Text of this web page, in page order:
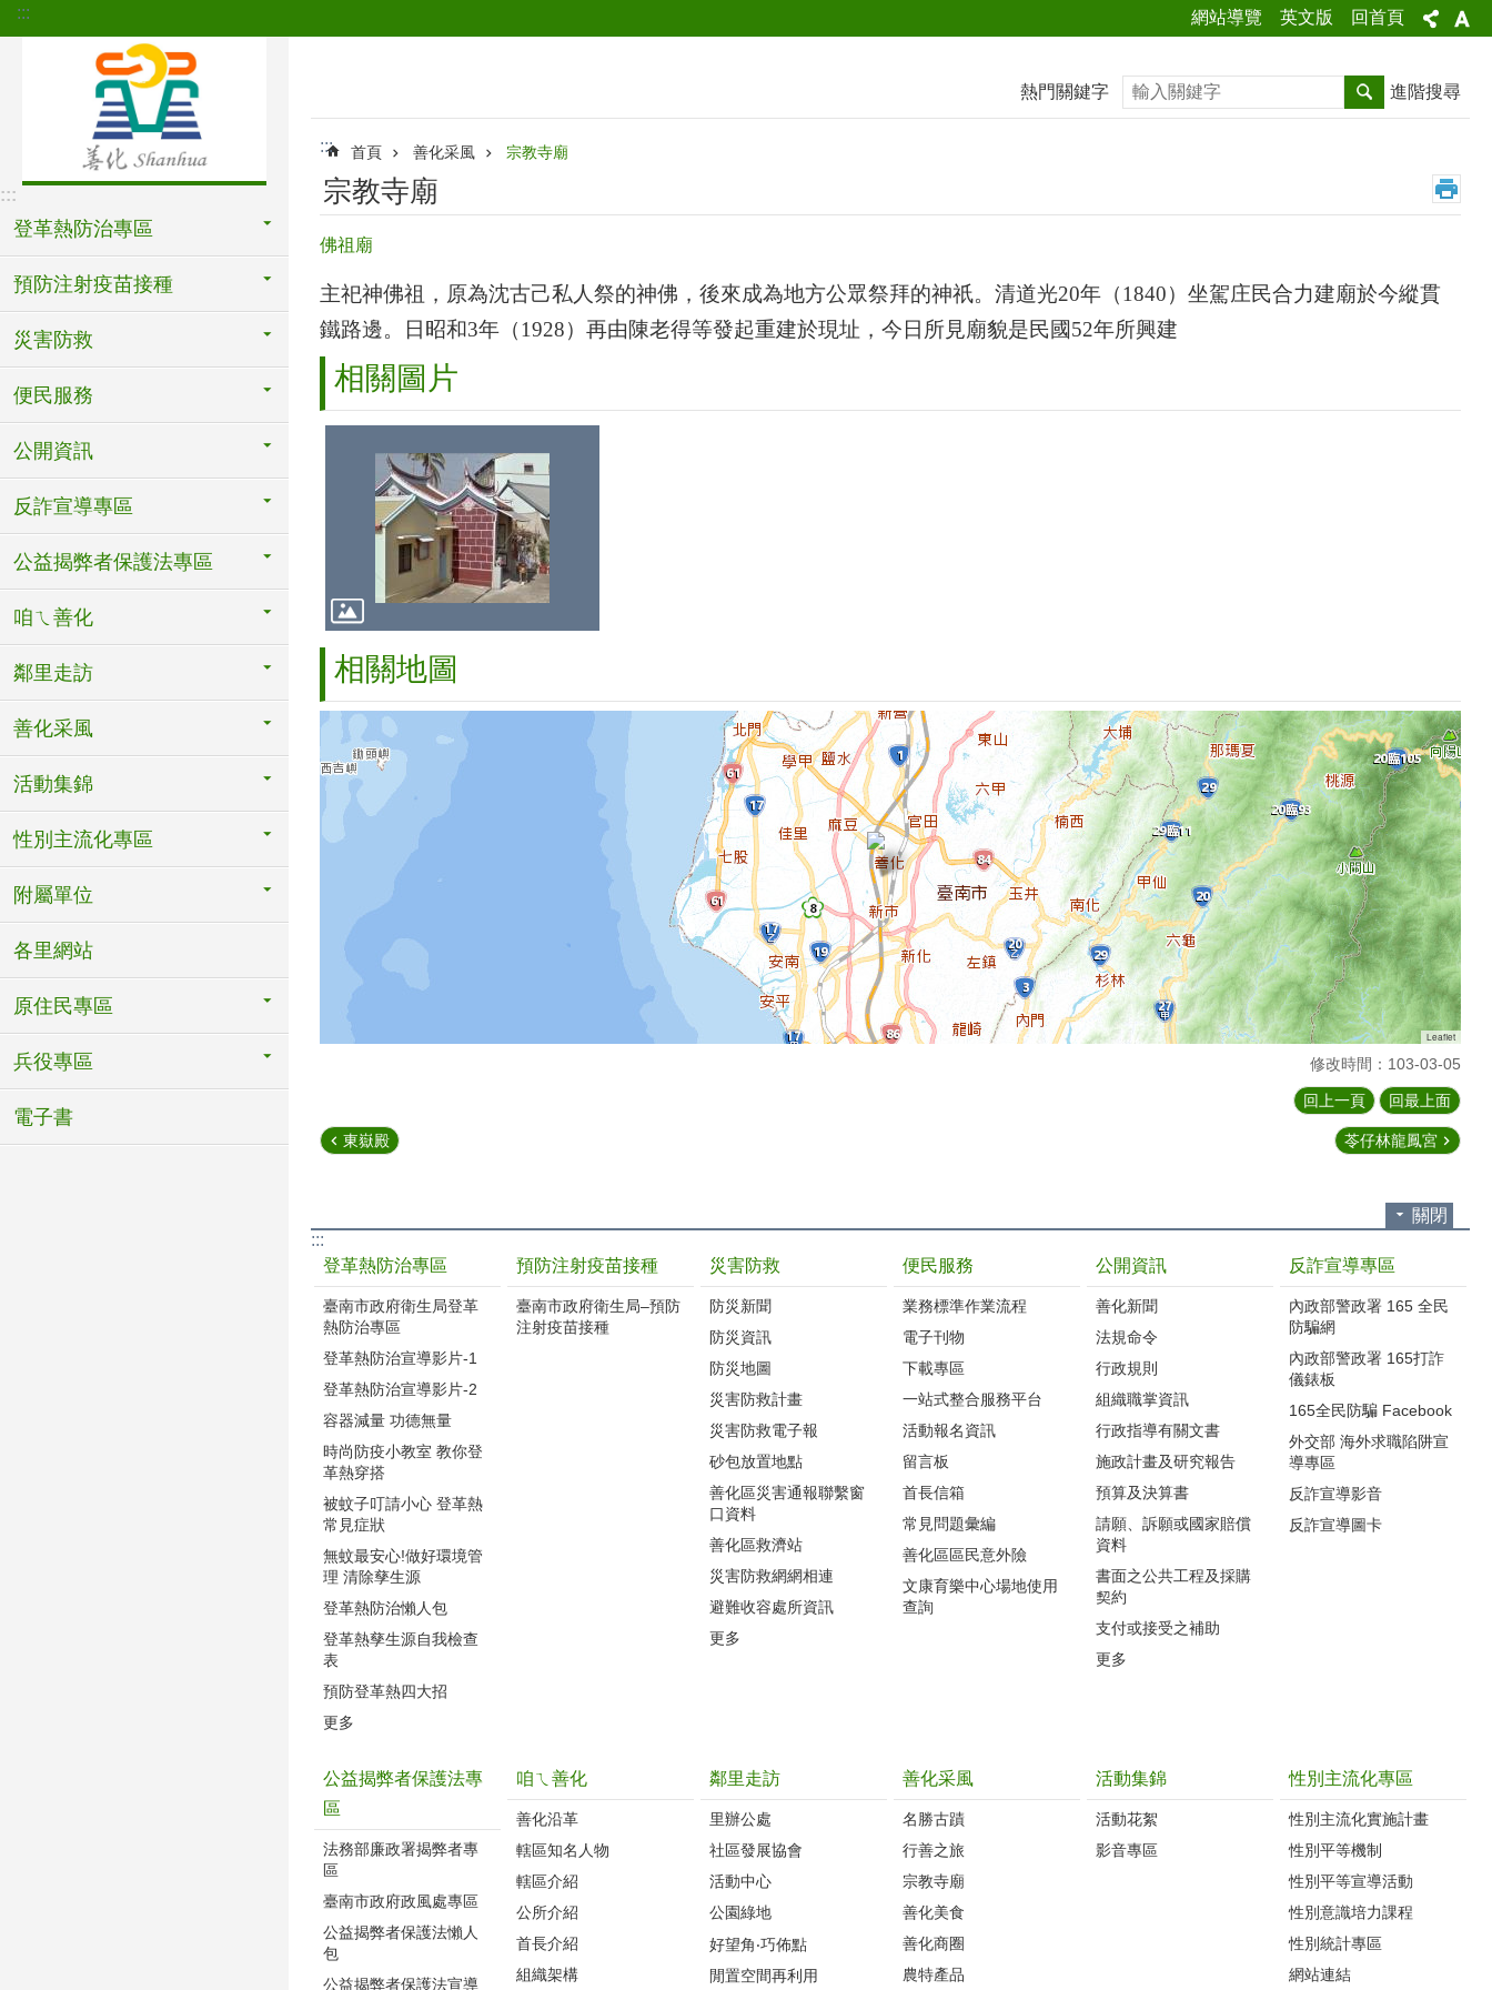
跳到主要內容區塊
::: 網站導覽 英文版 回首頁
:::
登革熱防治專區
預防注射疫苗接種
災害防救
便民服務
公開資訊
反詐宣導專區
公益揭弊者保護法專區
咱ㄟ善化
鄰里走訪
善化采風
活動集錦
性別主流化專區
附屬單位
各里網站
原住民專區
兵役專區
電子書
熱門關鍵字 搜尋 進階搜尋
::: 首頁 善化采風 宗教寺廟
宗教寺廟
佛祖廟
主祀神佛祖，原為沈古己私人祭的神佛，後來成為地方公眾祭拜的神祇。清道光20年（1840）坐駕庄民合力建廟於今縱貫
鐵路邊。日昭和3年（1928）再由陳老得等發起重建於現址，今日所見廟貌是民國52年所興建
相關圖片
相關地圖
Leaflet
修改時間：103-03-05
回上一頁 回最上面
東嶽殿 苓仔林龍鳳宮
關閉
:::
登革熱防治專區
臺南市政府衛生局登革
熱防治專區
登革熱防治宣導影片-1
登革熱防治宣導影片-2
容器減量 功德無量
時尚防疫小教室 教你登
革熱穿搭
被蚊子叮請小心 登革熱
常見症狀
無蚊最安心!做好環境管
理 清除孳生源
登革熱防治懶人包
登革熱孳生源自我檢查
表
預防登革熱四大招
更多
預防注射疫苗接種
臺南市政府衛生局–預防
注射疫苗接種
災害防救
防災新聞
防災資訊
防災地圖
災害防救計畫
災害防救電子報
砂包放置地點
善化區災害通報聯繫窗
口資料
善化區救濟站
災害防救網網相連
避難收容處所資訊
更多
便民服務
業務標準作業流程‭
電子刊物
下載專區
一站式整合服務平台
活動報名資訊
留言板
首長信箱
常見問題彙編
善化區區民意外險
文康育樂中心場地使用
查詢
公開資訊
善化新聞
法規命令
行政規則
組織職掌資訊
行政指導有關文書
施政計畫及研究報告
預算及決算書
請願、訴願或國家賠償
資料
書面之公共工程及採購
契約
支付或接受之補助
更多
反詐宣導專區
內政部警政署 165 全民
防騙網
內政部警政署 165打詐
儀錶板
165全民防騙 Facebook
外交部 海外求職陷阱宣
導專區
反詐宣導影音
反詐宣導圖卡
公益揭弊者保護法專
區
法務部廉政署揭弊者專
區
臺南市政府政風處專區
公益揭弊者保護法懶人
包
公益揭弊者保護法宣導
咱ㄟ善化
善化沿革‭
轄區知名人物‭
轄區介紹
公所介紹
首長介紹
組織架構
鄰里走訪
里辦公處‭ ‭
社區發展協會‭
活動中心
公園綠地
好望角‧巧佈點
閒置空間再利用
善化采風
名勝古蹟
行善之旅
宗教寺廟
善化美食
善化商圈
農特產品
活動集錦
活動花絮
影音專區
性別主流化專區
性別主流化實施計畫
性別平等機制
性別平等宣導活動
性別意識培力課程
性別統計專區
網站連結